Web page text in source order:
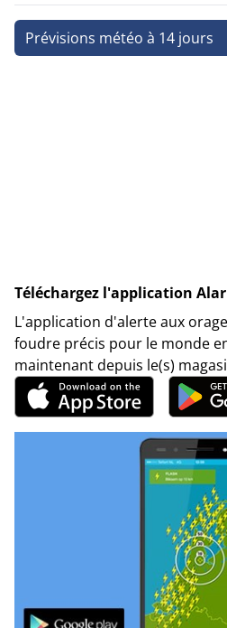
Prévisions météo à 14 jours
Téléchargez l'application
L'application d'alerte aux
foudre précis pour le monde
maintenant depuis le(s)